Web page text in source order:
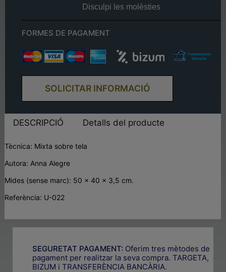
Disculpi les molèsties
FORMES DE PAGAMENT
SOLICITAR INFORMACIÓ
DESCRIPCIÓ Detalls del producte
Tècnica: Mixta sobre tela
Autora: Anna Alegre
Mides (sense marc): 50 x 40 x 3,5 cm.
Referència: U-022
SEGURETAT PAGAMENT: Oferim tres mètodes de
pagament per realitzar la seva compra. TARGETA,
BIZUM i TRANSFERÈNCIA BANCÀRIA.